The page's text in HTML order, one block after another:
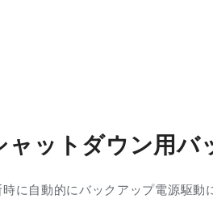
ャットダウン用バ
時に自動的にバックアップ電源駆